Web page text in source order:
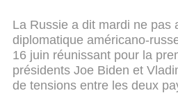
La Russie a dit mardi ne pas
diplomatique américano-
16 juin réunissant pour la
présidents Joe Biden et
de tensions entre les deux